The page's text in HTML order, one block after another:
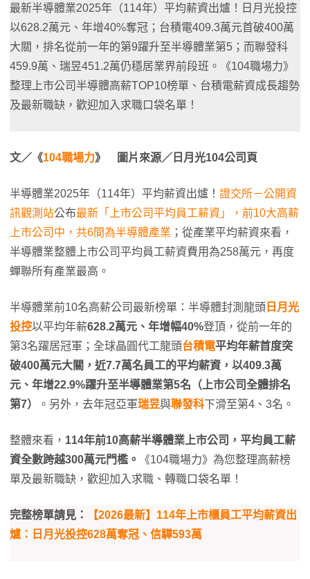
最新半導體業2025年（114年）平均薪資出爐！日月光投控
以628.2萬元、年增40%奪冠；台積電409.3萬元首破400萬
大關，排名從前一年的第9躍升至半導體業第5；而聯發科
459.9萬、瑞昱451.2萬仍穩居業界前段班。《104職場力》
整理上市公司半導體高薪TOP10榜單、台積電薪資成長趨勢
及最新職缺，歡迎加入求職口袋名單！
文／《104職場力》 圖片來源／日月光104公司頁
半導體業2025年（114年）平均薪資出爐！ 證交所－公開資
訊觀測站公布最新「上市公司平均員工薪資」，前10大高薪
上市公司中，共6間為半導體產業 ；從產業平均薪資來看，
半導體業整體上市公司平均員工薪資費用為258萬元，再度
蟬聯所有產業最高。
半導體業前10名高薪公司最新榜單：半導體封測龍頭 日月光
投控以平均年薪628.2萬元、年增幅40%登頂，從前一年的
第3名躍居冠軍；全球晶圓代工龍頭台積電平均年薪首度突
破400萬元大關，近7.7萬名員工的平均薪資，以409.3萬
元、年增22.9%躍升至半導體業第5名（上市公司全體排名
第7）
。另外，去年冠亞軍瑞昱與聯發科下滑至第4、3名。
整體來看， 114年前10高薪半導體業上市公司，平均員工薪
資全數跨越300萬元門檻。
《104職場力》為您整理高薪榜
單及最新職缺，歡迎加入求職、轉職口袋名單！
完整榜單請見：
【2026最新】114年上市櫃員工平均薪資出
爐：日月光投控628萬奪冠、信驊593萬